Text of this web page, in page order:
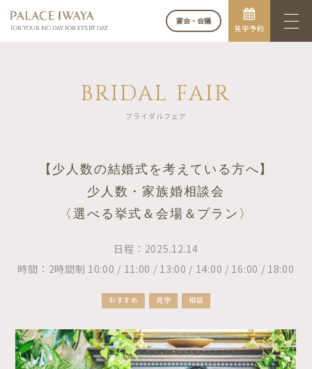
FOR YOUR BIG DAY. FOR EVERY DAY.
宴会・会議
見学予約
BRIDAL FAIR
ブライダルフェア
【少人数の結婚式を考えている方へ】
少人数・家族婚相談会
〈選べる挙式＆会場＆プラン〉
日程：2025.12.14
時間：2時間制 10:00 / 11:00 / 13:00 / 14:00 / 16:00 / 18:00
おすすめ 見学 相談